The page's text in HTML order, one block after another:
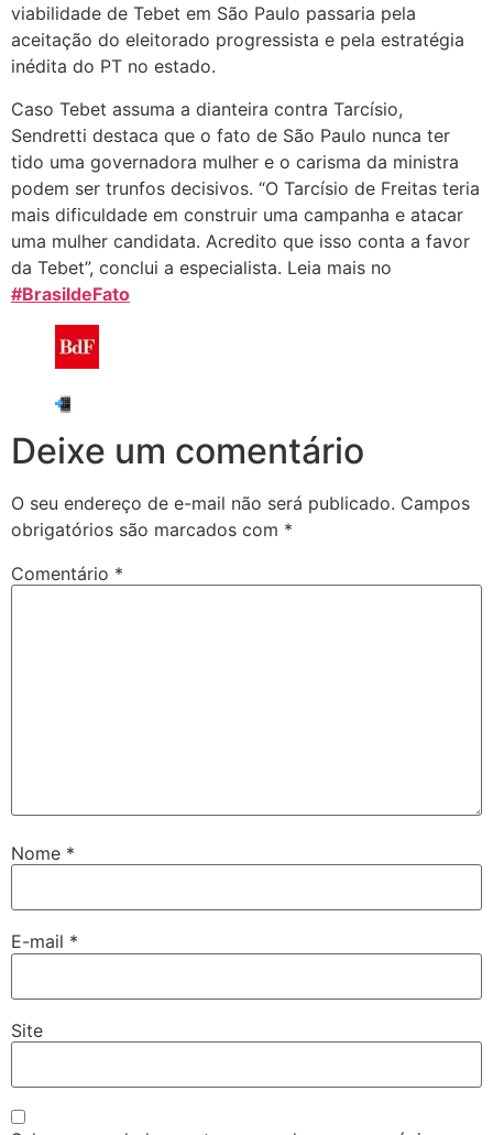
viabilidade de Tebet em São Paulo passaria pela
aceitação do eleitorado progressista e pela estratégia
inédita do PT no estado.
Caso Tebet assuma a dianteira contra Tarcísio,
Sendretti destaca que o fato de São Paulo nunca ter
tido uma governadora mulher e o carisma da ministra
podem ser trunfos decisivos. “O Tarcísio de Freitas teria
mais dificuldade em construir uma campanha e atacar
uma mulher candidata. Acredito que isso conta a favor
da Tebet”, conclui a especialista. Leia mais no
#BrasildeFato
Deixe um comentário
O seu endereço de e-mail não será publicado. Campos
obrigatórios são marcados com *
Comentário *
Nome *
E-mail *
Site